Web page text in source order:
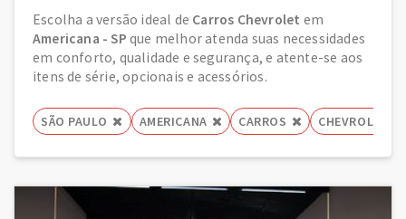
Escolha a versão ideal de Carros Chevrolet em
Americana - SP que melhor atenda suas necessidades
em conforto, qualidade e segurança, e atente-se aos
itens de série, opcionais e acessórios.
SÃO PAULO AMERICANA CARROS CHEVROLET